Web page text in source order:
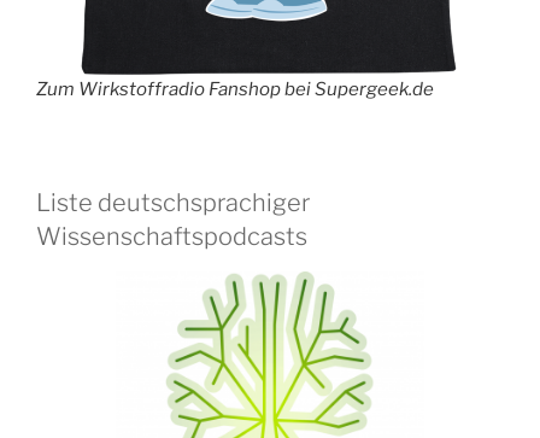
Zum Wirkstoffradio Fanshop bei Supergeek.de
Liste deutschsprachiger
Wissenschaftspodcasts